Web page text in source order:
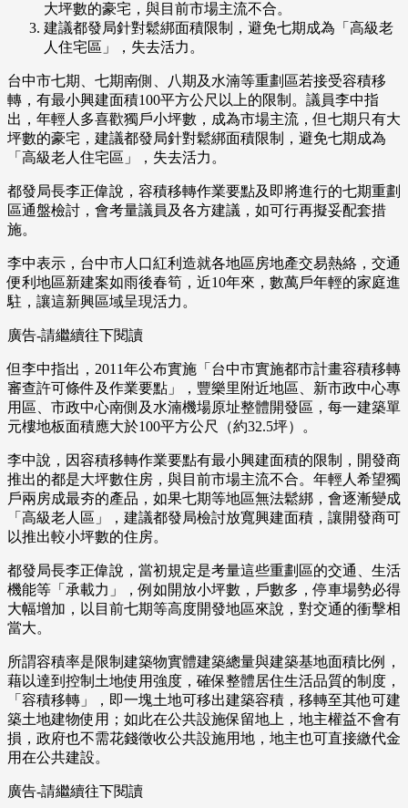
大坪數的豪宅，與目前市場主流不合。
建議都發局針對鬆綁面積限制，避免七期成為「高級老
人住宅區」，失去活力。
台中市七期、七期南側、八期及水湳等重劃區若接受容積移
轉，有最小興建面積100平方公尺以上的限制。議員李中指
出，年輕人多喜歡獨戶小坪數，成為市場主流，但七期只有大
坪數的豪宅，建議都發局針對鬆綁面積限制，避免七期成為
「高級老人住宅區」，失去活力。
都發局長李正偉說，容積移轉作業要點及即將進行的七期重劃
區通盤檢討，會考量議員及各方建議，如可行再擬妥配套措
施。
李中表示，台中市人口紅利造就各地區房地產交易熱絡，交通
便利地區新建案如雨後春筍，近10年來，數萬戶年輕的家庭進
駐，讓這新興區域呈現活力。
廣告-請繼續往下閱讀
但李中指出，2011年公布實施「台中市實施都市計畫容積移轉
審查許可條件及作業要點」，豐樂里附近地區、新市政中心專
用區、市政中心南側及水湳機場原址整體開發區，每一建築單
元樓地板面積應大於100平方公尺（約32.5坪）。
李中說，因容積移轉作業要點有最小興建面積的限制，開發商
推出的都是大坪數住房，與目前市場主流不合。年輕人希望獨
戶兩房成最夯的產品，如果七期等地區無法鬆綁，會逐漸變成
「高級老人區」，建議都發局檢討放寬興建面積，讓開發商可
以推出較小坪數的住房。
都發局長李正偉說，當初規定是考量這些重劃區的交通、生活
機能等「承載力」，例如開放小坪數，戶數多，停車場勢必得
大幅增加，以目前七期等高度開發地區來說，對交通的衝擊相
當大。
所謂容積率是限制建築物實體建築總量與建築基地面積比例，
藉以達到控制土地使用強度，確保整體居住生活品質的制度，
「容積移轉」，即一塊土地可移出建築容積，移轉至其他可建
築土地建物使用；如此在公共設施保留地上，地主權益不會有
損，政府也不需花錢徵收公共設施用地，地主也可直接繳代金
用在公共建設。
廣告-請繼續往下閱讀